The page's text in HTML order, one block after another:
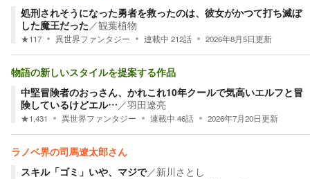
処刑されそうになった勇者を救ったのは、彼女がかつて打ち滅ぼ
した魔王だった／観葉植物
★117 異世界ファンタジー 連載中 212話 2026年8月5日更新
物語の新しいスタイルを提案する作品
中堅冒険者のおっさん、かれこれ10年クールで気高いエルフと冒
険しているけどエル…／羽田遼亮
★1,431 異世界ファンタジー 連載中 46話 2026年7月20日更新
ラノベ界の司馬遼太郎さん
スキル「ゴミ」いや、マジで／新川さとし